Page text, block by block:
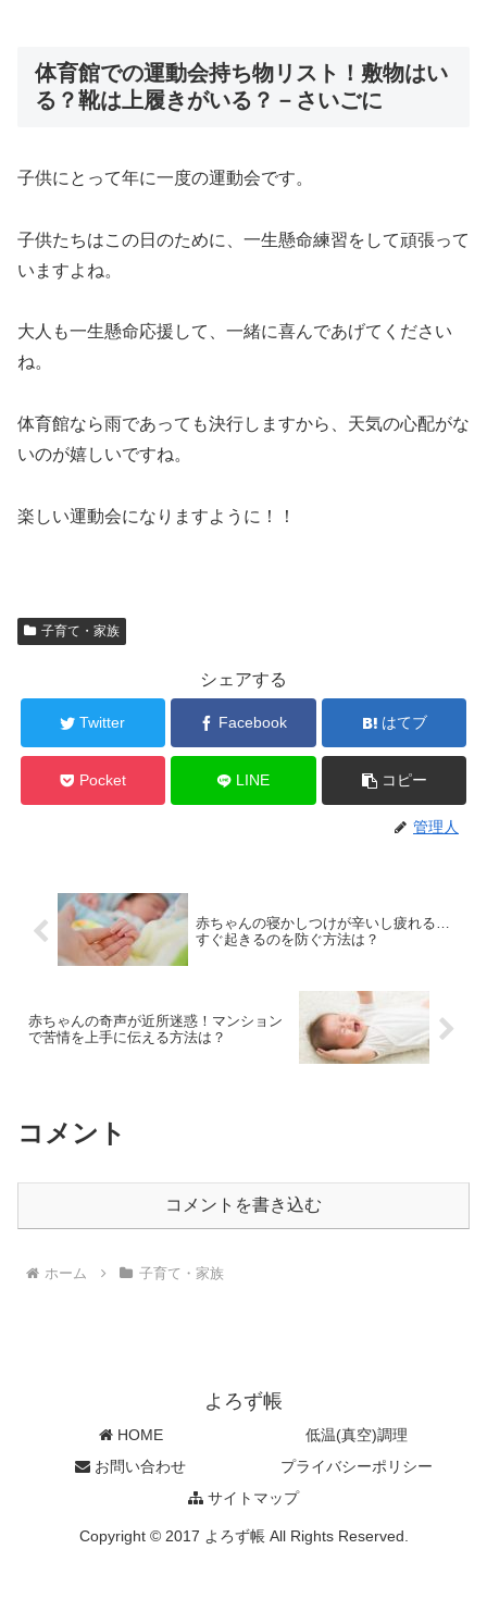
体育館での運動会持ち物リスト！敷物はい
る？靴は上履きがいる？－さいごに
子供にとって年に一度の運動会です。
子供たちはこの日のために、一生懸命練習をして頑張って
いますよね。
大人も一生懸命応援して、一緒に喜んであげてください
ね。
体育館なら雨であっても決行しますから、天気の心配がな
いのが嬉しいですね。
楽しい運動会になりますように！！
子育て・家族
シェアする
Twitter Facebook はてブ
Pocket LINE コピー
管理人
赤ちゃんの寝かしつけが辛いし疲れる…
すぐ起きるのを防ぐ方法は？
赤ちゃんの奇声が近所迷惑！マンション
で苦情を上手に伝える方法は？
コメント
コメントを書き込む
ホーム 子育て・家族
よろず帳
HOME
低温(真空)調理
お問い合わせ
プライバシーポリシー
サイトマップ
Copyright © 2017 よろず帳 All Rights Reserved.